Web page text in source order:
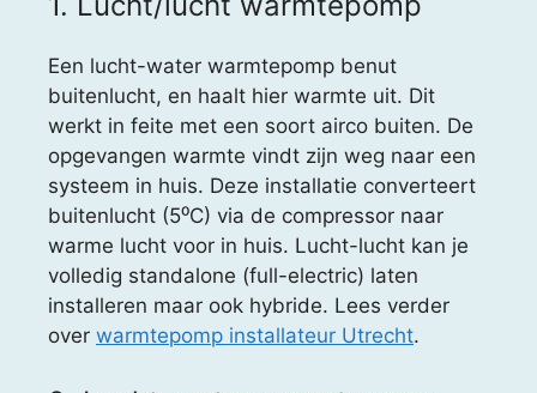
Een lucht-water warmtepomp benut
buitenlucht, en haalt hier warmte uit. Dit
werkt in feite met een soort airco buiten. De
opgevangen warmte vindt zijn weg naar een
systeem in huis. Deze installatie converteert
buitenlucht (5⁰C) via de compressor naar
warme lucht voor in huis. Lucht-lucht kan je
volledig standalone (full-electric) laten
installeren maar ook hybride. Lees verder
over warmtepomp installateur Utrecht.